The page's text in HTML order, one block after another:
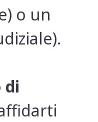
o un
di